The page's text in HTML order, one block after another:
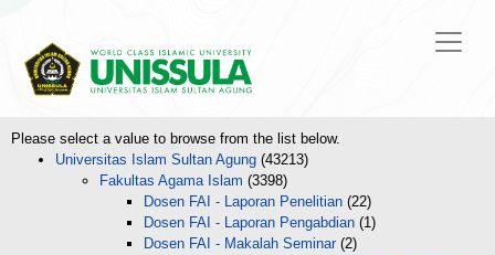
Please select a value to browse from the list below.
Universitas Islam Sultan Agung (43213)
Fakultas Agama Islam (3398)
Dosen FAI - Laporan Penelitian (22)
Dosen FAI - Laporan Pengabdian (1)
Dosen FAI - Makalah Seminar(2)